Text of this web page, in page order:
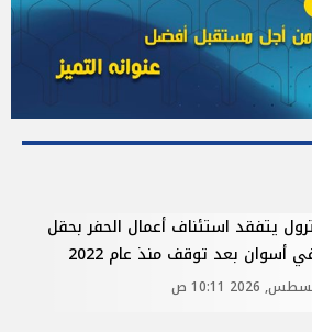
يتفقد استئناف أعمال الحفر بحقل
أسوان بعد توقف منذ عام 2022